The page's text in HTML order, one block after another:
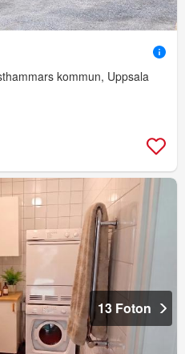
kommun, Uppsala
13 Foton